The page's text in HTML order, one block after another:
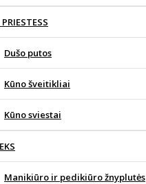
Dušo putos
Kūno šveitikliai
Kūno sviestai
Manikiūro ir pedikiūro žnyplutės